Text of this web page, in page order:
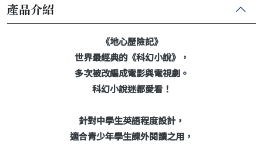
產品介紹
《地心歷險記》
世界最經典的《科幻小說》，
多次被改編成電影與電視劇。
科幻小說迷都愛看！
針對中學生英語程度設計，
適合青少年學生課外閱讀之用，